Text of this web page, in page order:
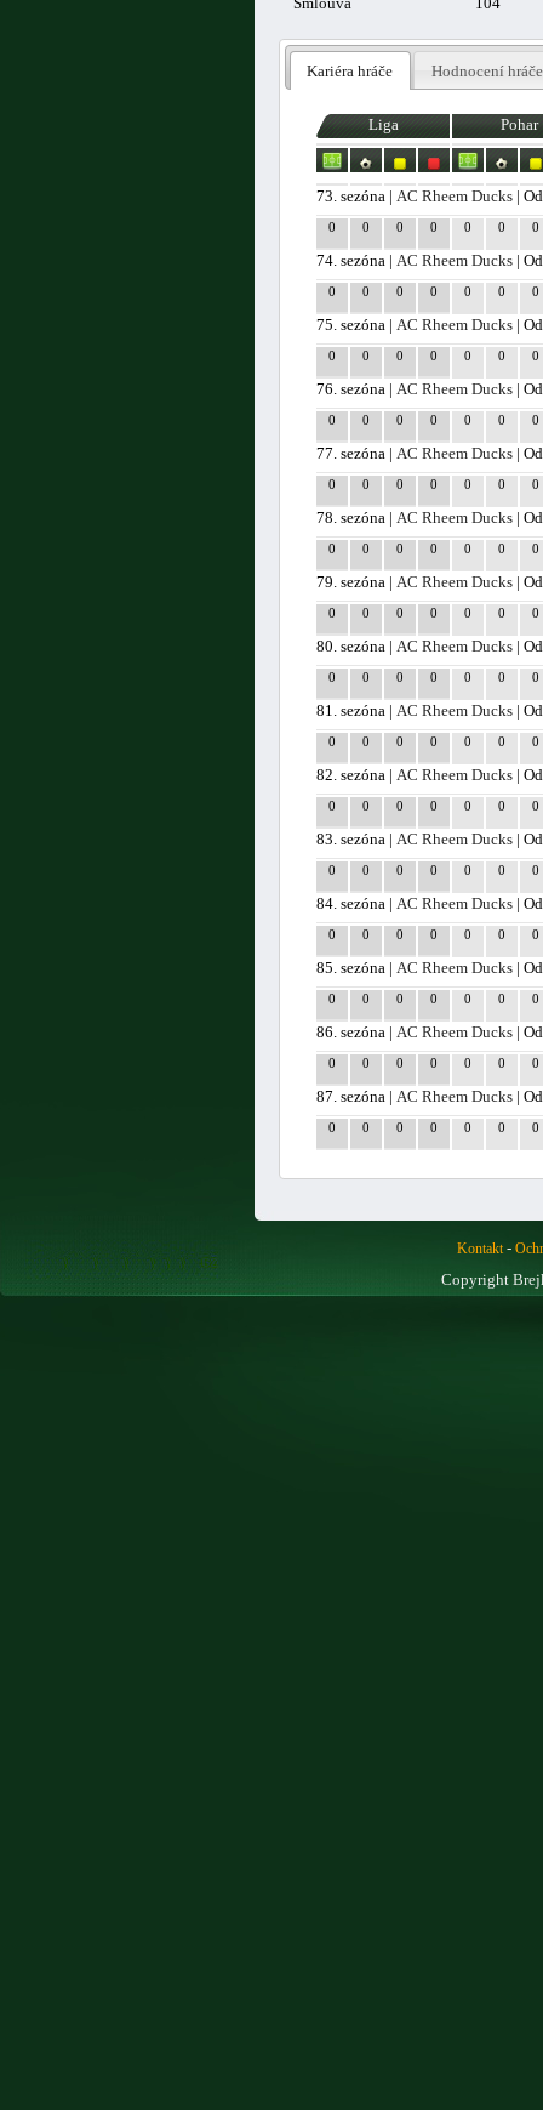
Kariéra hráče Hodnocení hráče
Liga Pohar
73. sezóna | AC Rheem Ducks |
0 0 0 0 0 0 0
74. sezóna | AC Rheem Ducks |
0 0 0 0 0 0 0
75. sezóna | AC Rheem Ducks |
0 0 0 0 0 0 0
76. sezóna | AC Rheem Ducks |
0 0 0 0 0 0 0
77. sezóna | AC Rheem Ducks |
0 0 0 0 0 0 0
78. sezóna | AC Rheem Ducks |
0 0 0 0 0 0 0
79. sezóna | AC Rheem Ducks |
0 0 0 0 0 0 0
80. sezóna | AC Rheem Ducks |
0 0 0 0 0 0 0
81. sezóna | AC Rheem Ducks |
0 0 0 0 0 0 0
82. sezóna | AC Rheem Ducks |
0 0 0 0 0 0 0
83. sezóna | AC Rheem Ducks |
0 0 0 0 0 0 0
84. sezóna | AC Rheem Ducks |
0 0 0 0 0 0 0
85. sezóna | AC Rheem Ducks |
0 0 0 0 0 0 0
86. sezóna | AC Rheem Ducks |
0 0 0 0 0 0 0
87. sezóna | AC Rheem Ducks |
0 0 0 0 0 0 0
Kontakt-
Copyright